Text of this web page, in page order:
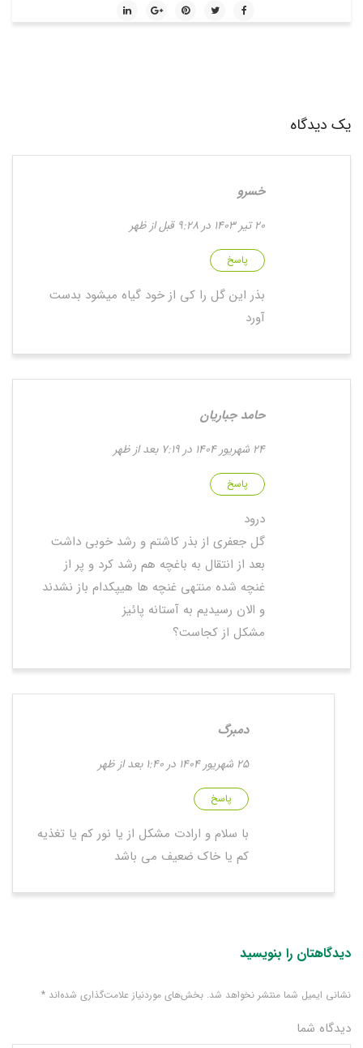
یک دیدگاه
خسرو
20 تیر 1403 در 9:28 قبل از ظهر
پاسخ
بذر این گل را کی از خود گیاه میشود بدست
آورد
حامد جباریان
24 شهریور 1404 در 7:19 بعد از ظهر
پاسخ
درود
گل جعفری از بذر کاشتم و رشد خوبی داشت
بعد از انتقال به باغچه هم رشد کرد و پر از
غنچه شده منتهی غنچه ها هیپکدام باز نشدند
و الان رسیدیم به آستانه پائیز
مشکل از کجاست؟
دمبرگ
25 شهریور 1404 در 1:40 بعد از ظهر
پاسخ
با سلام و ارادت مشکل از یا نور کم یا تغذیه
کم یا خاک ضعیف می باشد
دیدگاهتان را بنویسید
نشانی ایمیل شما منتشر نخواهد شد. بخش‌های موردنیاز علامت‌گذاری شده‌اند *
دیدگاه شما